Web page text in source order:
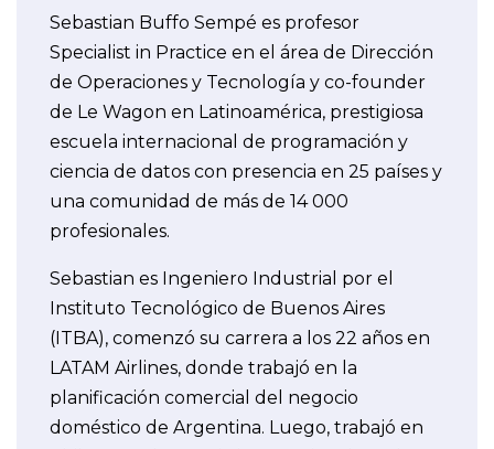
Sebastian Buffo Sempé es profesor
Specialist in Practice en el área de Dirección
de Operaciones y Tecnología y co-founder
de Le Wagon en Latinoamérica, prestigiosa
escuela internacional de programación y
ciencia de datos con presencia en 25 países y
una comunidad de más de 14 000
profesionales.
Sebastian es Ingeniero Industrial por el
Instituto Tecnológico de Buenos Aires
(ITBA), comenzó su carrera a los 22 años en
LATAM Airlines, donde trabajó en la
planificación comercial del negocio
doméstico de Argentina. Luego, trabajó en